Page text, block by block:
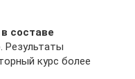
составе
Результаты
курс более